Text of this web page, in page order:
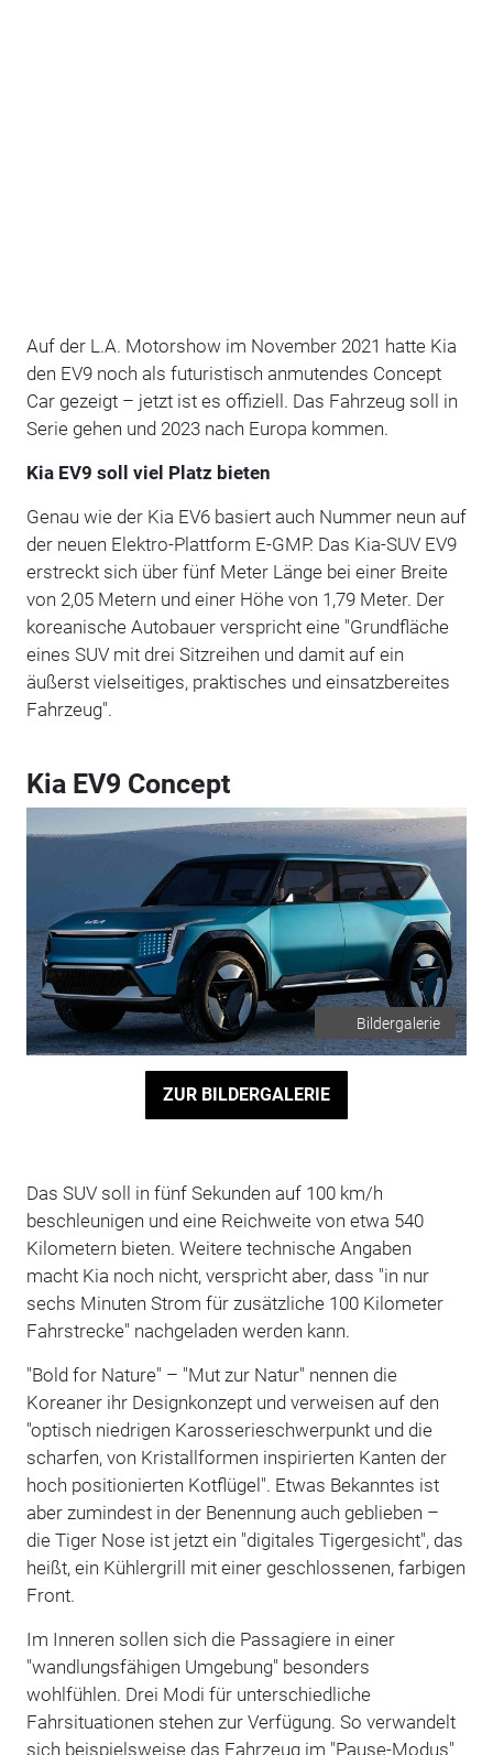
Auf der L.A. Motorshow im November 2021 hatte Kia
den EV9 noch als futuristisch anmutendes Concept
Car gezeigt – jetzt ist es offiziell. Das Fahrzeug soll in
Serie gehen und 2023 nach Europa kommen.
Kia EV9 soll viel Platz bieten
Genau wie der Kia EV6 basiert auch Nummer neun auf
der neuen Elektro-Plattform E-GMP. Das Kia-SUV EV9
erstreckt sich über fünf Meter Länge bei einer Breite
von 2,05 Metern und einer Höhe von 1,79 Meter. Der
koreanische Autobauer verspricht eine "Grundfläche
eines SUV mit drei Sitzreihen und damit auf ein
äußerst vielseitiges, praktisches und einsatzbereites
Fahrzeug".
Kia EV9 Concept
Bildergalerie
ZUR BILDERGALERIE
Das SUV soll in fünf Sekunden auf 100 km/h
beschleunigen und eine Reichweite von etwa 540
Kilometern bieten. Weitere technische Angaben
macht Kia noch nicht, verspricht aber, dass "in nur
sechs Minuten Strom für zusätzliche 100 Kilometer
Fahrstrecke" nachgeladen werden kann.
"Bold for Nature" – "Mut zur Natur" nennen die
Koreaner ihr Designkonzept und verweisen auf den
"optisch niedrigen Karosserieschwerpunkt und die
scharfen, von Kristallformen inspirierten Kanten der
hoch positionierten Kotflügel". Etwas Bekanntes ist
aber zumindest in der Benennung auch geblieben –
die Tiger Nose ist jetzt ein "digitales Tigergesicht", das
heißt, ein Kühlergrill mit einer geschlossenen, farbigen
Front.
Im Inneren sollen sich die Passagiere in einer
"wandlungsfähigen Umgebung" besonders
wohlfühlen. Drei Modi für unterschiedliche
Fahrsituationen stehen zur Verfügung. So verwandelt
sich beispielsweise das Fahrzeug im "Pause-Modus"